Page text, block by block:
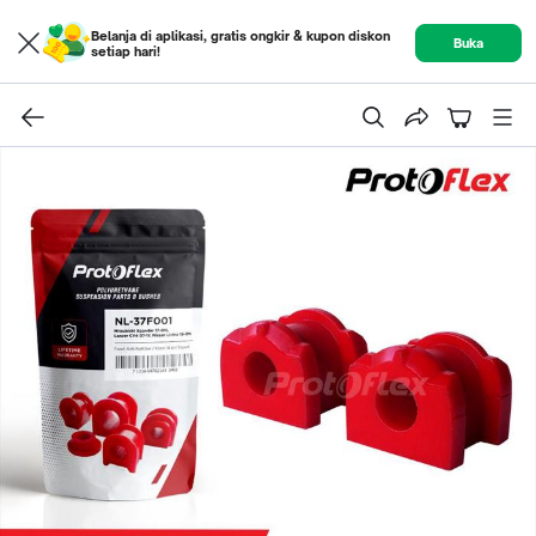
Belanja di aplikasi, gratis ongkir & kupon diskon
setiap hari!
Buka